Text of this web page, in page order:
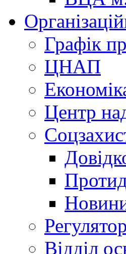
Графік
ЦНАП
Центр
Відділ